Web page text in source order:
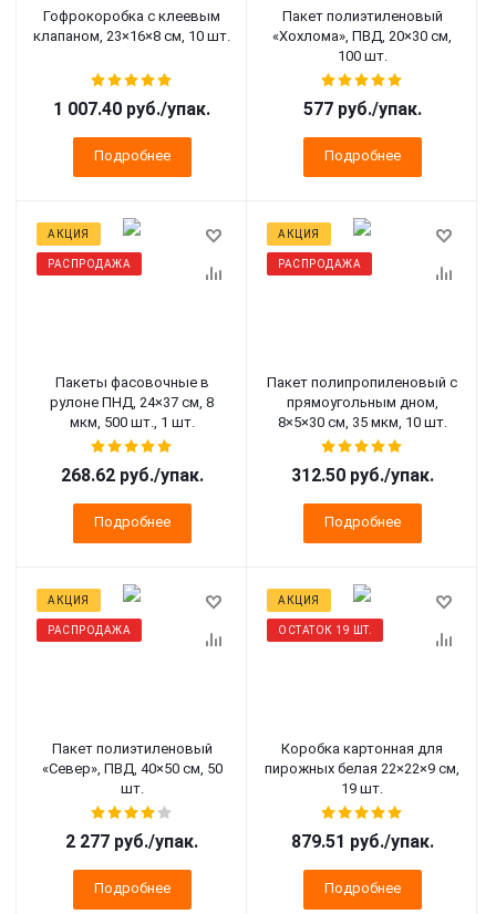
Гофрокоробка с клеевым
клапаном, 23×16×8 см, 10 шт.
1 007.40 руб./упак.
Подробнее
Пакет полиэтиленовый
«Хохлома», ПВД, 20×30 см,
100 шт.
577 руб./упак.
Подробнее
АКЦИЯ
РАСПРОДАЖА
Пакеты фасовочные в
рулоне ПНД, 24×37 см, 8
мкм, 500 шт., 1 шт.
268.62 руб./упак.
Подробнее
АКЦИЯ
РАСПРОДАЖА
Пакет полипропиленовый с
прямоугольным дном,
8×5×30 см, 35 мкм, 10 шт.
312.50 руб./упак.
Подробнее
АКЦИЯ
РАСПРОДАЖА
Пакет полиэтиленовый
«Север», ПВД, 40×50 см, 50
шт.
2 277 руб./упак.
Подробнее
АКЦИЯ
ОСТАТОК 19 ШТ.
Коробка картонная для
пирожных белая 22×22×9 см,
19 шт.
879.51 руб./упак.
Подробнее